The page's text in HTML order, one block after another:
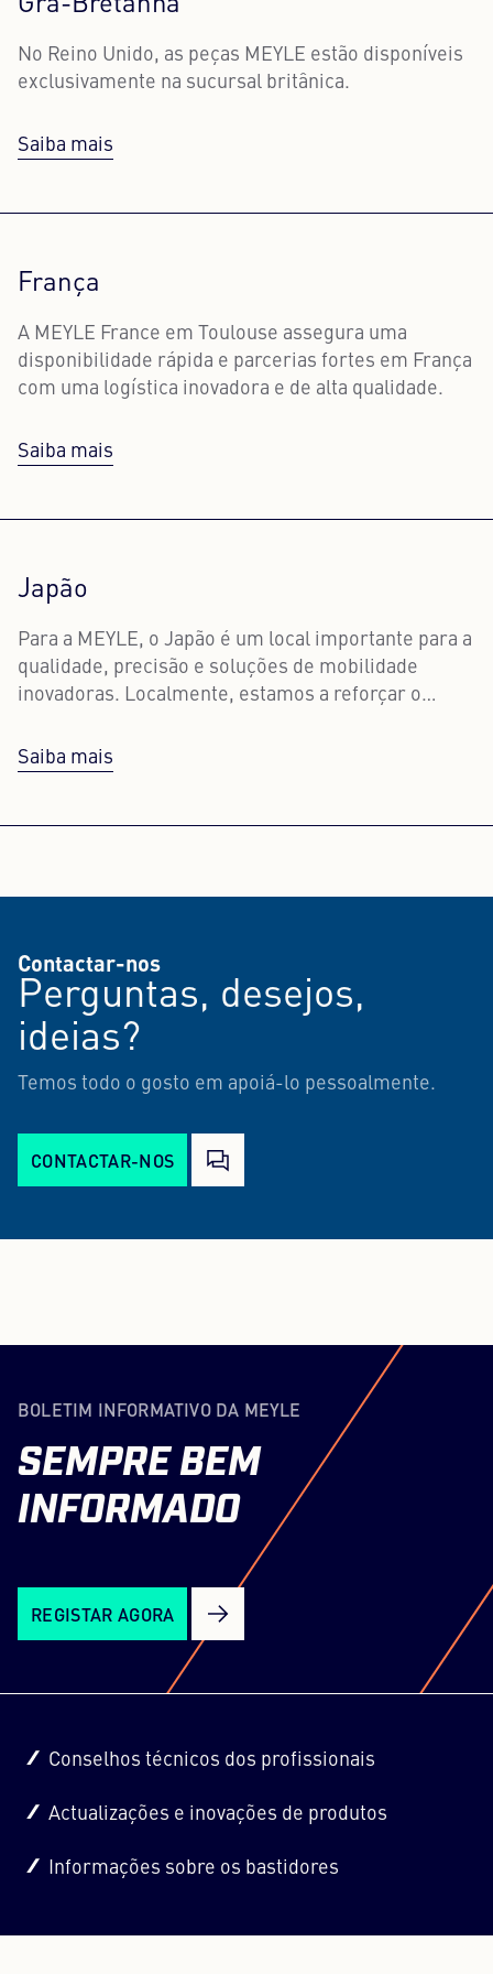
Grã-Bretanha
No Reino Unido, as peças MEYLE estão disponíveis
exclusivamente na sucursal britânica.
Saiba mais
França
A MEYLE France em Toulouse assegura uma
disponibilidade rápida e parcerias fortes em França
com uma logística inovadora e de alta qualidade.
Saiba mais
Japão
Para a MEYLE, o Japão é um local importante para a
qualidade, precisão e soluções de mobilidade
inovadoras. Localmente, estamos a reforçar o
cooperação com os parceiros na região.
Saiba mais
Contactar-nos
Perguntas, desejos,
ideias?
Temos todo o gosto em apoiá-lo pessoalmente.
CONTACTAR-NOS
BOLETIM INFORMATIVO DA MEYLE
SEMPRE BEM
INFORMADO
REGISTAR AGORA
Conselhos técnicos dos profissionais
Actualizações e inovações de produtos
Informações sobre os bastidores